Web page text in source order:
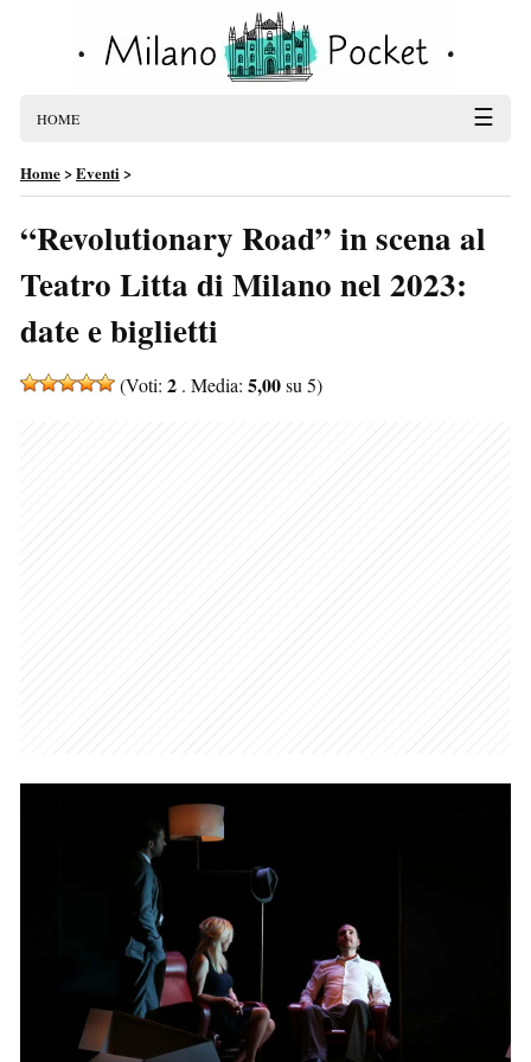
HOME ☰
Home>Eventi>
“Revolutionary Road” in scena al
Teatro Litta di Milano nel 2023:
date e biglietti
(Voti: 2 . Media: 5,00su 5)